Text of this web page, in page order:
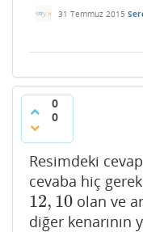
31 Temmuz 2015
0
0
Resimdeki
cevaba hiç
12, 10
12,10 olan ve
diğer kenarının